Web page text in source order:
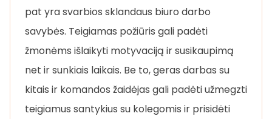
pat yra svarbios sklandaus biuro darbo
savybės. Teigiamas požiūris gali padėti
žmonėms išlaikyti motyvaciją ir susikaupimą
net ir sunkiais laikais. Be to, geras darbas su
kitais ir komandos žaidėjas gali padėti užmegzti
teigiamus santykius su kolegomis ir prisidėti